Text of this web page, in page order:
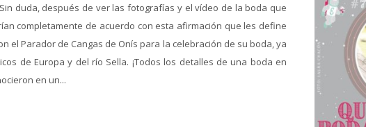
duda, después de ver las fotografías y el vídeo de la boda que
completamente de acuerdo con esta afirmación que les define
el Parador de Cangas de Onís para la celebración de su boda, ya
de Europa y del río Sella. ¡Todos los detalles de una boda en
en un...